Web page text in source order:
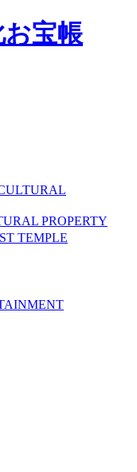
PROPERTY
TEMPLE